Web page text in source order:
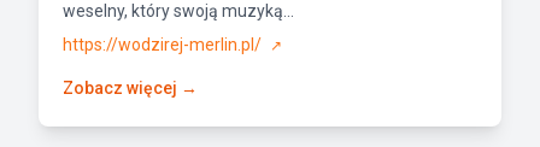
weselny, który swoją muzyką...
https://wodzirej-merlin.pl/
↗
Zobacz więcej →